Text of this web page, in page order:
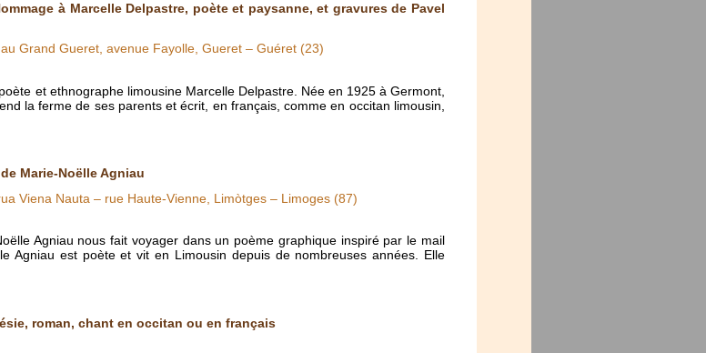
à Marcelle Delpastre, poète et paysanne, et gravures de Pavel
Grand Gueret, avenue Fayolle, Gueret – Guéret (23)
et ethnographe limousine Marcelle Delpastre. Née en 1925 à Germont,
la ferme de ses parents et écrit, en français, comme en occitan limousin,
Marie-Noëlle Agniau
Viena Nauta – rue Haute-Vienne, Limòtges – Limoges (87)
Agniau nous fait voyager dans un poème graphique inspiré par le mail
Agniau est poète et vit en Limousin depuis de nombreuses années. Elle
roman, chant en occitan ou en français